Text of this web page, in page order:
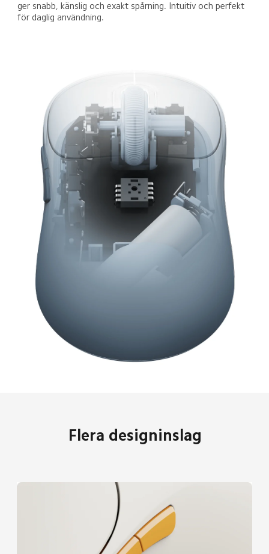
ger snabb, känslig och exakt spårning. Intuitiv och perfekt
för daglig användning.
Flera designinslag